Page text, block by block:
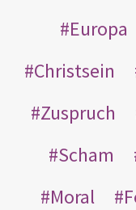
Europa
Christsein
Zuspruch
Scham
Moral